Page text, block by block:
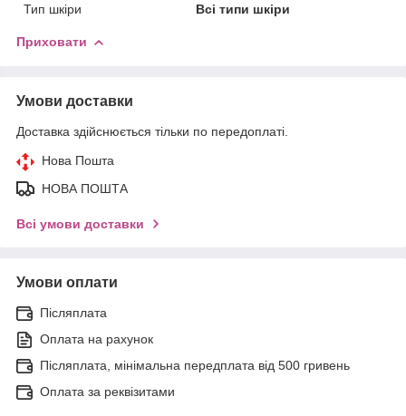
Тип шкіри
Всі типи шкіри
Приховати
Умови доставки
Доставка здійснюється тільки по передоплаті.
Нова Пошта
НОВА ПОШТА
Всі умови доставки
Умови оплати
Післяплата
Оплата на рахунок
Післяплата, мінімальна передплата від 500 гривень
Оплата за реквізитами